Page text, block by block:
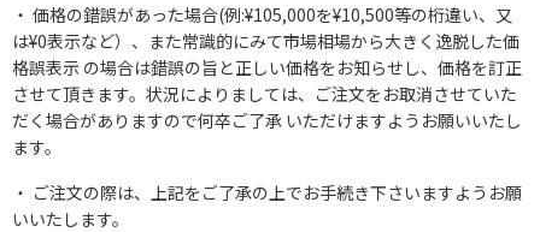
価格の錯誤があった場合(例:¥105,000を¥10,500等の桁違い、又
は¥0表示など）、また常識的にみて市場相場から大きく逸脱した価
格誤表示 の場合は錯誤の旨と正しい価格をお知らせし、価格を訂正
させて頂きます。状況によりましては、ご注文をお取消させていた
だく場合がありますので何卒ご了承 いただけますようお願いいたし
ます。
ご注文の際は、上記をご了承の上でお手続き下さいますようお願
いいたします。